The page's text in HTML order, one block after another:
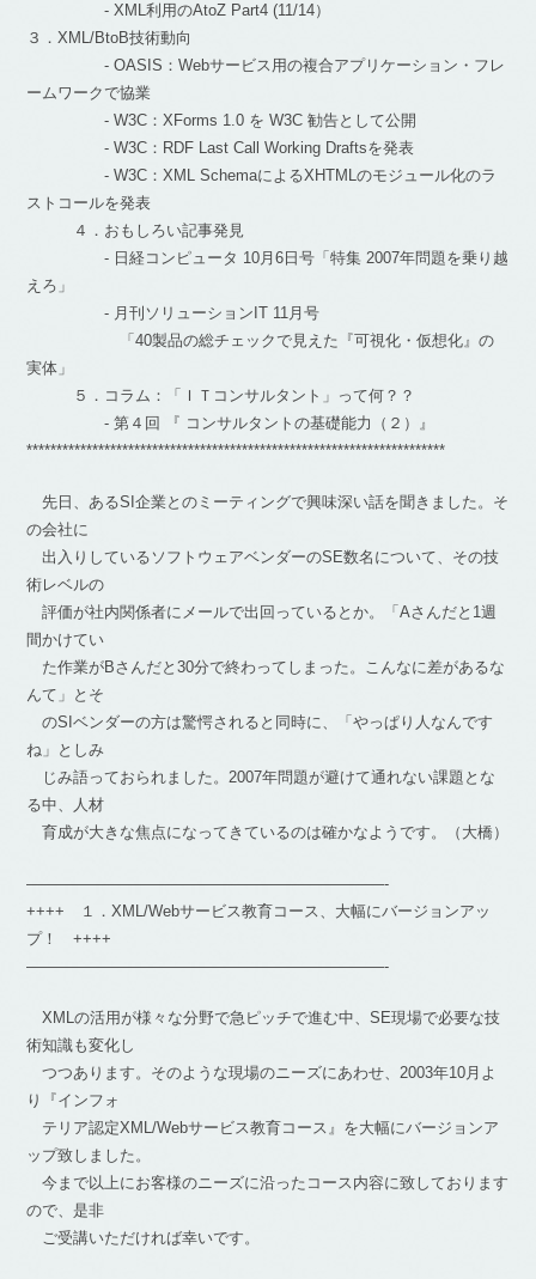
- XML利用のAtoZ Part4 (11/14）
３．XML/BtoB技術動向
- OASIS：Webサービス用の複合アプリケーション・フレ
ームワークで協業
- W3C：XForms 1.0 を W3C 勧告として公開
- W3C：RDF Last Call Working Draftsを発表
- W3C：XML SchemaによるXHTMLのモジュール化のラ
ストコールを発表
４．おもしろい記事発見
- 日経コンピュータ 10月6日号「特集 2007年問題を乗り越
えろ」
- 月刊ソリューションIT 11月号
「40製品の総チェックで見えた『可視化・仮想化』の
実体」
５．コラム：「ＩＴコンサルタント」って何？？
- 第４回 『 コンサルタントの基礎能力（２）』
**********************************************************************
先日、あるSI企業とのミーティングで興味深い話を聞きました。そ
の会社に
出入りしているソフトウェアベンダーのSE数名について、その技
術レベルの
評価が社内関係者にメールで出回っているとか。「Aさんだと1週
間かけてい
た作業がBさんだと30分で終わってしまった。こんなに差があるな
んて」とそ
のSIベンダーの方は驚愕されると同時に、「やっぱり人なんです
ね」としみ
じみ語っておられました。2007年問題が避けて通れない課題とな
る中、人材
育成が大きな焦点になってきているのは確かなようです。（大橋）
———————————————————————-
++++ １．XML/Webサービス教育コース、大幅にバージョンアッ
プ！ ++++
———————————————————————-
XMLの活用が様々な分野で急ピッチで進む中、SE現場で必要な技
術知識も変化し
つつあります。そのような現場のニーズにあわせ、2003年10月よ
り『インフォ
テリア認定XML/Webサービス教育コース』を大幅にバージョンア
ップ致しました。
今まで以上にお客様のニーズに沿ったコース内容に致しております
ので、是非
ご受講いただければ幸いです。